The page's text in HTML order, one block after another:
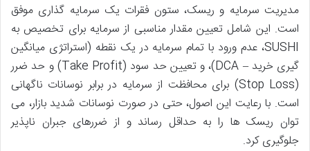
مدیریت سرمایه و ریسک، ستون فقرات یک سرمایه گذاری موفق
است. این شامل تعیین مقدار مناسبی از سرمایه برای تخصیص به
SUSHI، عدم ورود با تمام سرمایه در یک نقطه (استراتژی میانگین
گیری خرید – DCA)، و تعیین حد سود (Take Profit) و حد ضرر
(Stop Loss) برای محافظت از سرمایه در برابر نوسانات ناگهانی
است. با رعایت این اصول، حتی در صورت نوسانات شدید بازار، می
توان ریسک ها را به حداقل رساند و از ضررهای جبران ناپذیر
جلوگیری کرد.